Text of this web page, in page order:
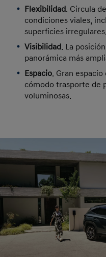
Flexibilidad. Circula
condiciones viales,
superficies irregulares.
Visibilidad. La
panorámica más
Espacio. Gran
cómodo trasporte de
voluminosas.